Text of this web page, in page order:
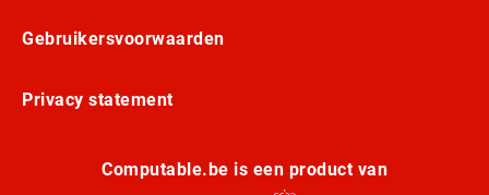
Gebruikersvoorwaarden
Privacy statement
Computable.be is een product van